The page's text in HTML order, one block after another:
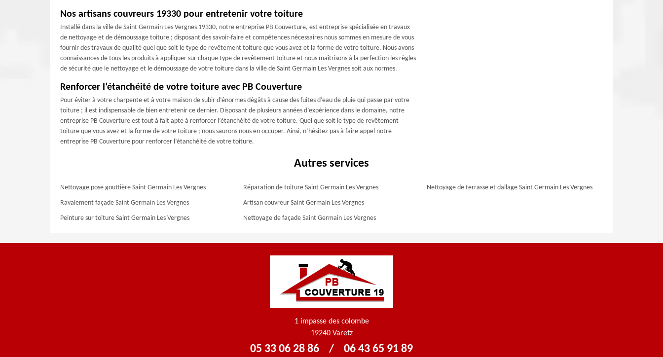
Nos artisans couvreurs 19330 pour entretenir votre toiture
Installé dans la ville de Saint Germain Les Vergnes 19330, notre entreprise PB Couverture, est entreprise spécialisée en travaux
de nettoyage et de démoussage toiture ; disposant des savoir-faire et compétences nécessaires nous sommes en mesure de vous
fournir des travaux de qualité quel que soit le type de revêtement toiture que vous avez et la forme de votre toiture. Nous avons
connaissances de tous les produits à appliquer sur chaque type de revêtement toiture et nous maîtrisons à la perfection les règles
de sécurité que le nettoyage et le démoussage de votre toiture dans la ville de Saint Germain Les Vergnes soit aux normes.
Renforcer l’étanchéité de votre toiture avec PB Couverture
Pour éviter à votre charpente et à votre maison de subir d’énormes dégâts à cause des fuites d’eau de pluie qui passe par votre
toiture ; il est indispensable de bien entretenir ce dernier. Disposant de plusieurs années d’expérience dans le domaine, notre
entreprise PB Couverture est tout à fait apte à renforcer l’étanchéité de votre toiture. Quel que soit le type de revêtement
toiture que vous avez et la forme de votre toiture ; nous saurons nous en occuper. Ainsi, n’hésitez pas à faire appel notre
entreprise PB Couverture pour renforcer l’étanchéité de votre toiture.
Autres services
Nettoyage pose gouttière Saint Germain Les Vergnes
Ravalement façade Saint Germain Les Vergnes
Peinture sur toiture Saint Germain Les Vergnes
Réparation de toiture Saint Germain Les Vergnes
Artisan couvreur Saint Germain Les Vergnes
Nettoyage de façade Saint Germain Les Vergnes
Nettoyage de terrasse et dallage Saint Germain Les Vergnes
1 impasse des colombe
19240 Varetz
05 33 06 28 86 / 06 43 65 91 89